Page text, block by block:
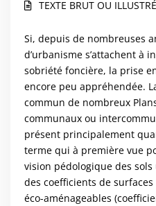
TEXTE BRUT OU ILLUSTRÉ
Si, depuis de nombreuses
d’urbanisme s’attachent à
sobriété foncière, la prise
encore peu appréhendée.
commun de nombreux
communaux ou
présent principalement
terme qui à première vue
vision pédologique des
des coefficients de
éco-aménageables